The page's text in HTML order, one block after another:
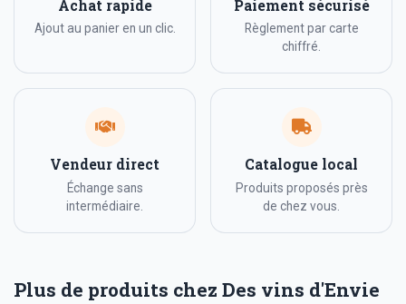
Achat rapide
Ajout au panier en un clic.
Paiement sécurisé
Règlement par carte
chiffré.
Vendeur direct
Échange sans
intermédiaire.
Catalogue local
Produits proposés près
de chez vous.
Plus de produits chez Des vins d'Envie